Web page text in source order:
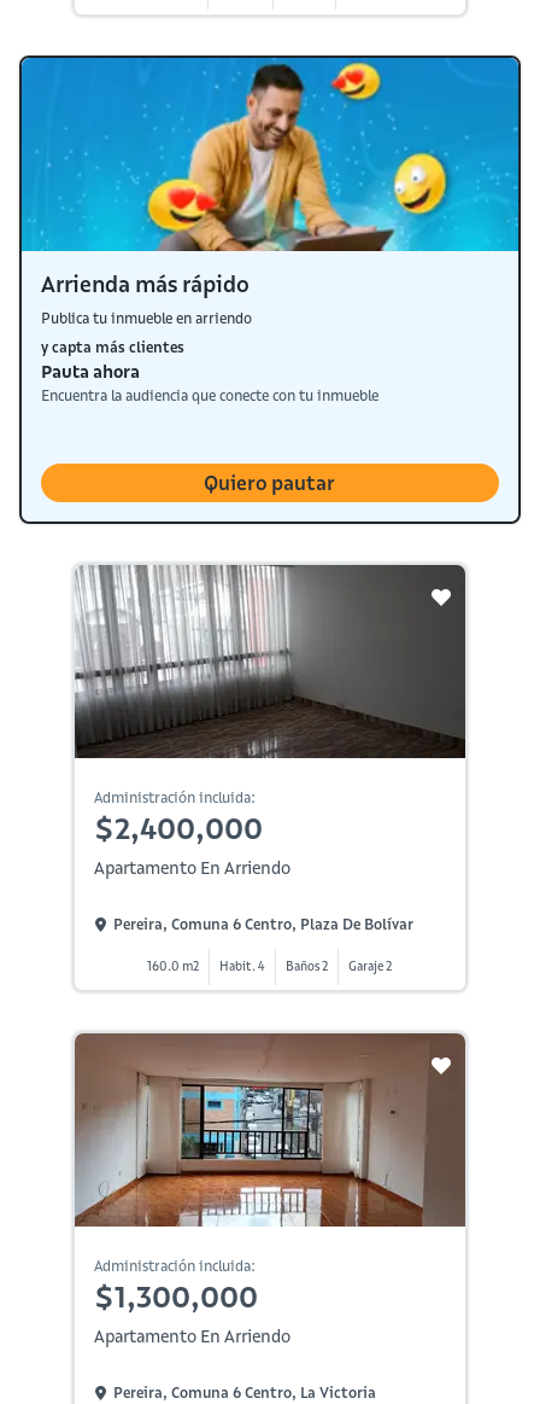
Arrienda más rápido
Publica tu inmueble en arriendo
y capta más clientes
Pauta ahora
Encuentra la audiencia que conecte con tu inmueble
Quiero pautar
Administración incluida:
$2,400,000
Apartamento En Arriendo
Pereira, Comuna 6 Centro, Plaza De Bolívar
160.0 m2 Habit. 4 Baños 2 Garaje 2
Administración incluida:
$1,300,000
Apartamento En Arriendo
Pereira, Comuna 6 Centro, La Victoria